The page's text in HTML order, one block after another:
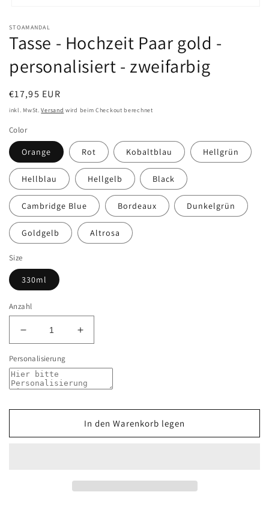
in
Modal
öffnen
STOAMANDAL
Tasse - Hochzeit Paar gold -
personalisiert - zweifarbig
Normaler
Preis
€17,95 EUR
inkl. MwSt.Versand wird beim Checkout berechnet
Color
Orange Rot Kobaltblau Hellgrün
Hellblau Hellgelb Black
Cambridge Blue Bordeaux Dunkelgrün
Goldgelb Altrosa
Size
330ml
Anzahl
Verringere
die
Menge
für
Tasse
Hochzeit
gold
Erhöhe
die
Tasse
Hochzeit
Paar
gold
Personalisierung
In den Warenkorb legen